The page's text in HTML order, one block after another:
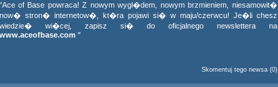
"Ace of Base powraca! Z nowym wygl�dem, nowym brzmieniem, niesamowit�
now� stron� internetow�, kt�ra pojawi si� w maju/czerwcu! Je�li chesz
wiedzie� wi�cej, zapisz si� do oficjalnego newslettera na
www.aceofbase.com "
Skomentuj tego newsa (0)